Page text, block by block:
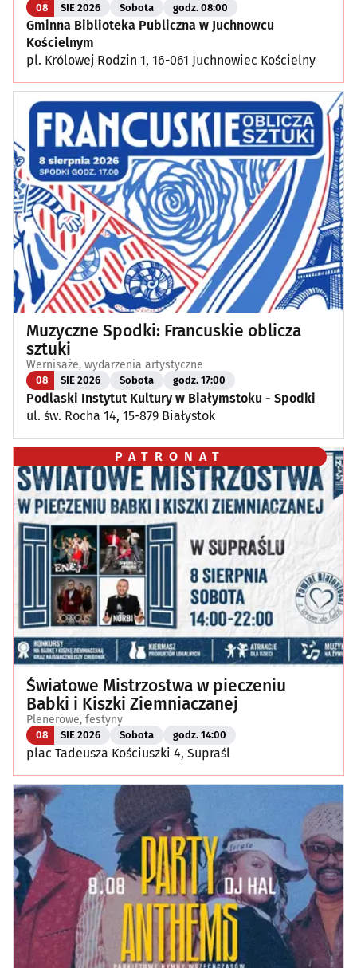
08 SIE 2026 Sobota godz. 08:00
Gminna Biblioteka Publiczna w Juchnowcu
Kościelnym
pl. Królowej Rodzin 1, 16-061 Juchnowiec Kościelny
Muzyczne Spodki: Francuskie oblicza
sztuki
Wernisaże, wydarzenia artystyczne
08 SIE 2026 Sobota godz. 17:00
Podlaski Instytut Kultury w Białymstoku - Spodki
ul. św. Rocha 14, 15-879 Białystok
PATRONAT
Światowe Mistrzostwa w pieczeniu
Babki i Kiszki Ziemniaczanej
Plenerowe, festyny
08 SIE 2026 Sobota godz. 14:00
plac Tadeusza Kościuszki 4, Supraśl